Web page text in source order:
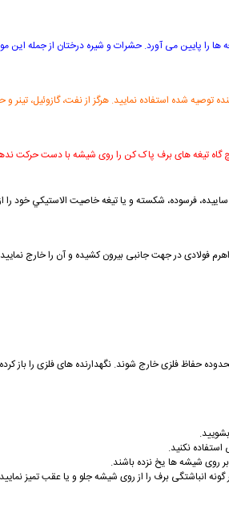
را پايين می آورد. حشرات و شیره درختان از جمله این
شده استفاده نماييد. هرگز از نفت، گازوئيل، تينر و
گاه تیغه های برف پاک کن را روی شیشه با دست حرکت
فرسوده، شكسته و يا تيغه خاصيت الاستيكي خود
فولادی در جهت جانبی بيرون كشيده و آن را خارج
حفاظ فلزی خارج شوند. نگهدارنده های فلزی را
نكنيد.
روی شيشه ها یخ نزده باشند.
انباشتگی برف را از روی شيشه جلو و يا عقب تميز